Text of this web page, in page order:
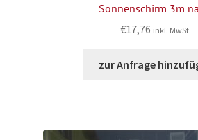
Sonnenschirm 3m
€17,76 inkl. MwSt.
zur Anfrage